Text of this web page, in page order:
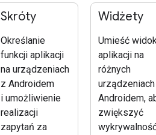
Skróty
Określanie
funkcji aplikacji
na urządzeniach
z Androidem
i umożliwienie
realizacji
zapytań za
Widżety
Umieść
aplikacji na
różnych
Androidem,
zwiększyć